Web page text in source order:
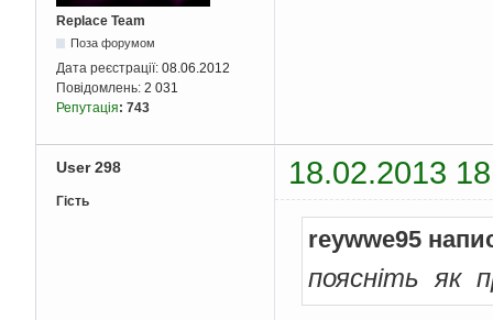
Replace Team
Поза форумом
Дата реєстрації: 08.06.2012
Повідомлень: 2 031
Репутація: 743
User 298 18.02.2013
Гість
reywwe95
поясніть як